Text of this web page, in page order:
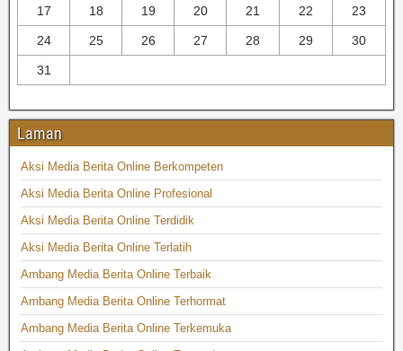
17 18 19 20 21 22 23
24 25 26 27 28 29 30
31
Laman
Aksi Media Berita Online Berkompeten
Aksi Media Berita Online Profesional
Aksi Media Berita Online Terdidik
Aksi Media Berita Online Terlatih
Ambang Media Berita Online Terbaik
Ambang Media Berita Online Terhormat
Ambang Media Berita Online Terkemuka